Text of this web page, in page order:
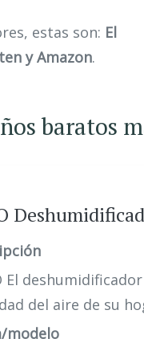
estas son: El
y Amazon.
baratos
El
del aire de su
modelo